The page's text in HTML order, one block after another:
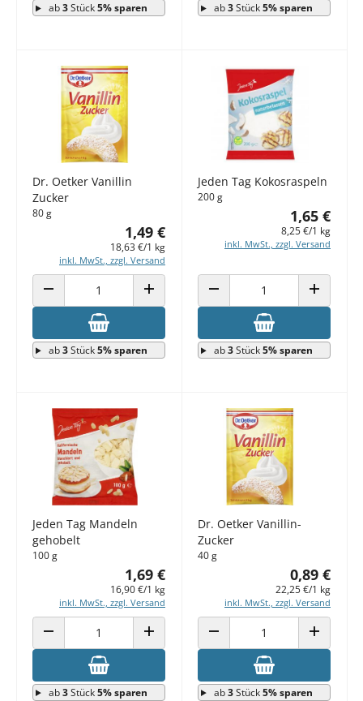
ab3Stück5% sparen ab3Stück5% sparen
Dr. Oetker Vanillin
Zucker
80 g
1,49 €
18,63 €/1 kg
inkl. MwSt., zzgl. Versand
ANZAHL VERRINGERN ANZAHL ERHÖHEN
ab3Stück5% sparen
Jeden Tag Kokosraspeln
200 g
1,65 €
8,25 €/1 kg
inkl. MwSt., zzgl. Versand
ANZAHL VERRINGERN ANZAHL
ab3Stück5% sparen
Jeden Tag Mandeln
gehobelt
100 g
1,69 €
16,90 €/1 kg
inkl. MwSt., zzgl. Versand
ANZAHL VERRINGERN ANZAHL ERHÖHEN
ab3Stück5% sparen
Dr. Oetker Vanillin-
Zucker
40 g
0,89 €
22,25 €/1 kg
inkl. MwSt., zzgl. Versand
ANZAHL VERRINGERN ANZAHL
ab3Stück5% sparen